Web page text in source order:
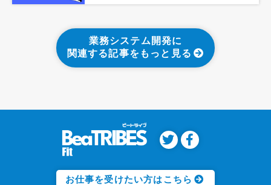
業務システム開発に
関連する記事をもっと見る
お仕事を受けたい方はこちら